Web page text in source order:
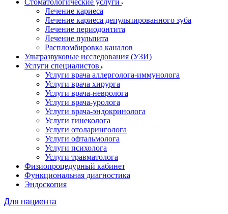
Стоматологические услуги
Лечение кариеса
Лечение кариеса депульпированного зуба
Лечение периодонтита
Лечение пульпита
Распломбировка каналов
Ультразвуковые исследования (УЗИ)
Услуги специалистов
Услуги врача аллерголога-иммунолога
Услуги врача хирурга
Услуги врача-невролога
Услуги врача-уролога
Услуги врача-эндокринолога
Услуги гинеколога
Услуги отоларинголога
Услуги офтальмолога
Услуги психолога
Услуги травматолога
Физиопроцедурный кабинет
Функциональная диагностика
Эндоскопия
Для пациента